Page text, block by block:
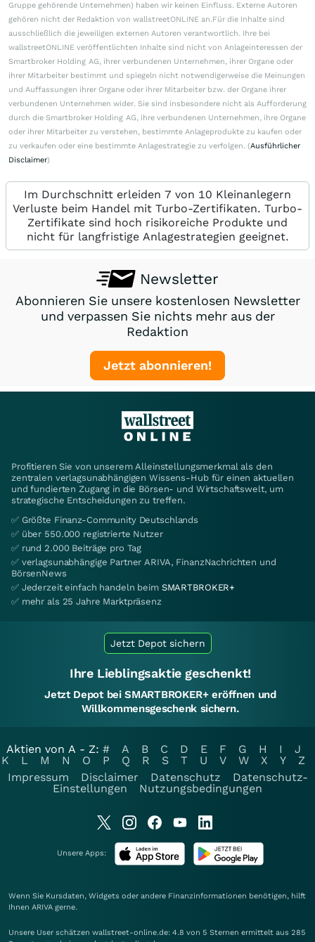
Gruppe gehörende Unternehmen) haben wir keinen Einfluss. Externe Autoren
gehören nicht der Redaktion von wallstreetONLINE an.Für die Inhalte sind
ausschließlich die jeweiligen externen Autoren verantwortlich. Ihre bei
wallstreetONLINE veröffentlichten Inhalte sind nicht von Anlageinteressen der
Smartbroker Holding AG, ihrer verbundenen Unternehmen, ihrer Organe oder
ihrer Mitarbeiter bestimmt und spiegeln nicht notwendigerweise die Meinungen
und Auffassungen ihrer Organe oder ihrer Mitarbeiter bzw. der Organe ihrer
verbundenen Unternehmen wider. Sie sind insbesondere nicht als Aufforderung
durch die Smartbroker Holding AG, ihre verbundenen Unternehmen, ihre Organe
oder ihrer Mitarbeiter zu verstehen, bestimmte Anlageprodukte zu kaufen oder
zu verkaufen oder eine bestimmte Anlagestrategie zu verfolgen. (Ausführlicher
Disclaimer)
Im Durchschnitt erleiden 7 von 10 Kleinanlegern
Verluste beim Handel mit Turbo-Zertifikaten. Turbo-
Zertifikate sind hoch risikoreiche Produkte und
nicht für langfristige Anlagestrategien geeignet.
Newsletter
Abonnieren Sie unsere kostenlosen Newsletter
und verpassen Sie nichts mehr aus der
Redaktion
Jetzt abonnieren!
Profitieren Sie von unserem Alleinstellungsmerkmal als den
zentralen verlagsunabhängigen Wissens-Hub für einen aktuellen
und fundierten Zugang in die Börsen- und Wirtschaftswelt, um
strategische Entscheidungen zu treffen.
✅ Größte Finanz-Community Deutschlands
✅ über 550.000 registrierte Nutzer
✅ rund 2.000 Beiträge pro Tag
✅ verlagsunabhängige Partner ARIVA, FinanzNachrichten und
BörsenNews
✅ Jederzeit einfach handeln beim SMARTBROKER+
✅ mehr als 25 Jahre Marktpräsenz
Jetzt Depot sichern
Ihre Lieblingsaktie geschenkt!
Jetzt Depot bei SMARTBROKER+ eröffnen und
Willkommensgeschenk sichern.
Aktien von A - Z: # A B C D E F G H I
J
K
L M N O P Q R S T U V W X Y
Z
Impressum
Disclaimer Datenschutz
Datenschutz-
Einstellungen
Nutzungsbedingungen
Unsere Apps:
Wenn Sie Kursdaten, Widgets oder andere Finanzinformationen benötigen, hilft
Ihnen ARIVA gerne.
Unsere User schätzen wallstreet-online.de: 4.8 von 5 Sternen ermittelt aus 285